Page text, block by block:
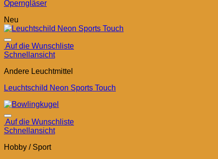
Operngläser
Neu
Auf die Wunschliste
Schnellansicht
Andere Leuchtmittel
Leuchtschild Neon Sports Touch
Auf die Wunschliste
Schnellansicht
Hobby / Sport